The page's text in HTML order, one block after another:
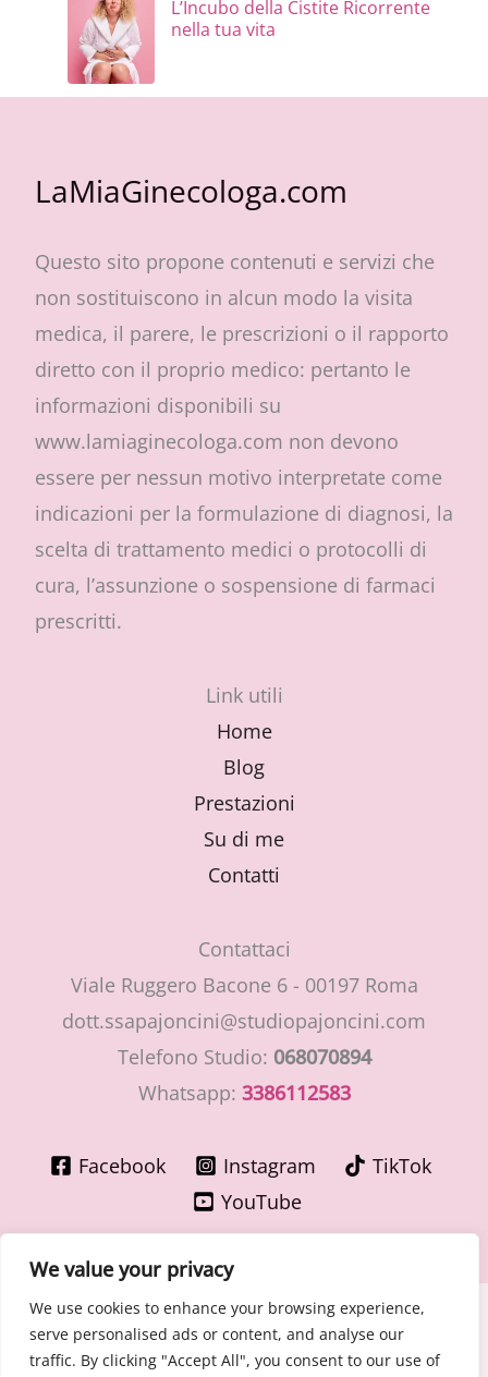
We value your privacy
We use cookies to enhance your browsing experience,
serve personalised ads or content, and analyse our
traffic. By clicking "Accept All", you consent to our use of
L’Incubo della Cistite Ricorrente
nella tua vita
LaMiaGinecologa.com
Questo sito propone contenuti e servizi che
non sostituiscono in alcun modo la visita
medica, il parere, le prescrizioni o il rapporto
diretto con il proprio medico: pertanto le
informazioni disponibili su
www.lamiaginecologa.com non devono
essere per nessun motivo interpretate come
indicazioni per la formulazione di diagnosi, la
scelta di trattamento medici o protocolli di
cura, l’assunzione o sospensione di farmaci
prescritti.
Link utili
Home
Blog
Prestazioni
Su di me
Contatti
Contattaci
Viale Ruggero Bacone 6 - 00197 Roma
dott.ssapajoncini@studiopajoncini.com
Telefono Studio: 068070894
Whatsapp: 3386112583
Facebook Instagram
TikTok
YouTube
Copyright © 2026 LaMiaGinecologa.com - Dott.ssa Cinzia
Pajoncini - Specialista in Ostetricia e Ginecologia